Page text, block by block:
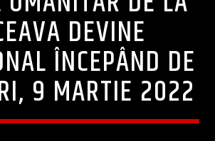
DEVINE
ÎNCEPÂND DE
9 MARTIE 2022